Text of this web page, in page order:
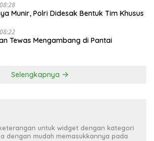
Munir, Polri Didesak Bentuk Tim Khusus
Tewas Mengambang di Pantai
Selengkapnya
untuk widget dengan kategori
dengan mudah memasukkannya pada